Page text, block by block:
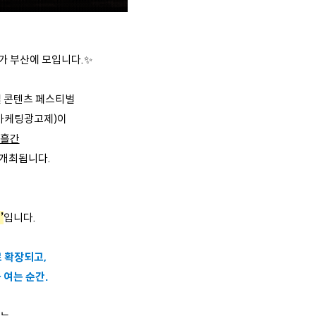
부산에 모입니다.✨
텐츠 페스티벌
팅광고제)이
간
최됩니다.
입니다.
확장되고,
여는 순간.